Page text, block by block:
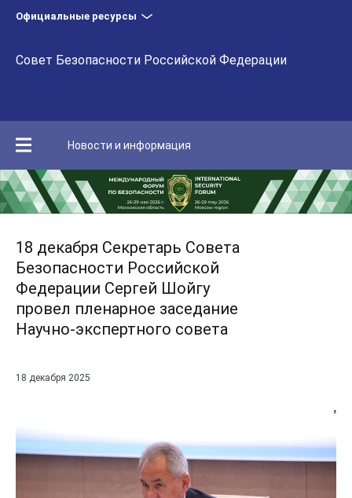
Официальные ресурсы
Совет Безопасности Российской Федерации
Новости и информация
18 декабря Секретарь Совета
Безопасности Российской
Федерации Сергей Шойгу
провел пленарное заседание
Научно-экспертного совета
18 декабря 2025